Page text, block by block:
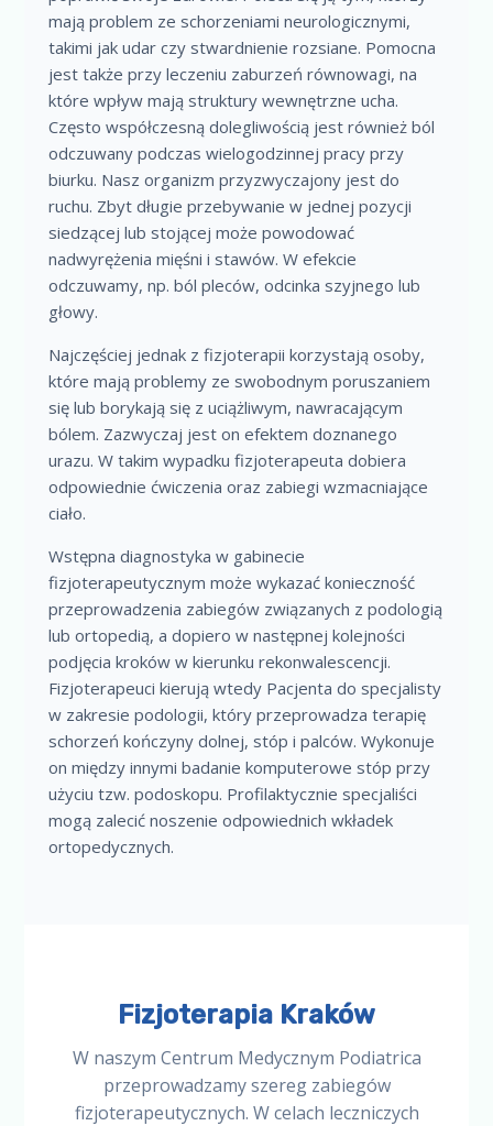
mają problem ze schorzeniami neurologicznymi,
takimi jak udar czy stwardnienie rozsiane. Pomocna
jest także przy leczeniu zaburzeń równowagi, na
które wpływ mają struktury wewnętrzne ucha.
Często współczesną dolegliwością jest również ból
odczuwany podczas wielogodzinnej pracy przy
biurku. Nasz organizm przyzwyczajony jest do
ruchu. Zbyt długie przebywanie w jednej pozycji
siedzącej lub stojącej może powodować
nadwyrężenia mięśni i stawów. W efekcie
odczuwamy, np. ból pleców, odcinka szyjnego lub
głowy.
Najczęściej jednak z fizjoterapii korzystają osoby,
które mają problemy ze swobodnym poruszaniem
się lub borykają się z uciążliwym, nawracającym
bólem. Zazwyczaj jest on efektem doznanego
urazu. W takim wypadku fizjoterapeuta dobiera
odpowiednie ćwiczenia oraz zabiegi wzmacniające
ciało.
Wstępna diagnostyka w gabinecie
fizjoterapeutycznym może wykazać konieczność
przeprowadzenia zabiegów związanych z podologią
lub ortopedią, a dopiero w następnej kolejności
podjęcia kroków w kierunku rekonwalescencji.
Fizjoterapeuci kierują wtedy Pacjenta do specjalisty
w zakresie podologii, który przeprowadza terapię
schorzeń kończyny dolnej, stóp i palców. Wykonuje
on między innymi badanie komputerowe stóp przy
użyciu tzw. podoskopu. Profilaktycznie specjaliści
mogą zalecić noszenie odpowiednich wkładek
ortopedycznych.
Fizjoterapia Kraków
W naszym Centrum Medycznym Podiatrica
przeprowadzamy szereg zabiegów
fizjoterapeutycznych. W celach leczniczych